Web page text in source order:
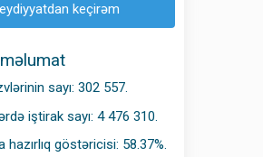
keçirəm
sayı: 302 557.
iştirak sayı: 4 476 310.
hazırlıq göstəricisi: 58.37%.